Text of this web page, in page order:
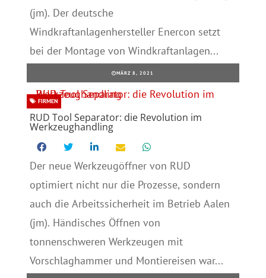
(jm). Der deutsche
Windkraftanlagenhersteller Enercon setzt
bei der Montage von Windkraftanlagen...
MÄRZ 8, 2021
RUD Tool Separator: die Revolution im
Werkzeughandling
FIRMEN
Der neue Werkzeugöffner von RUD
optimiert nicht nur die Prozesse, sondern
auch die Arbeitssicherheit im Betrieb Aalen
(jm). Händisches Öffnen von
tonnenschweren Werkzeugen mit
Vorschlaghammer und Montiereisen war...